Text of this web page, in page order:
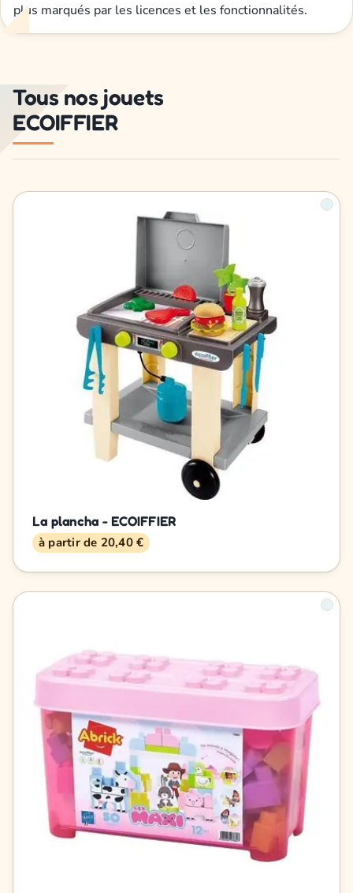
plus marqués par les licences et les fonctionnalités.
Tous nos jouets
ECOIFFIER
La plancha - ECOIFFIER
à partir de 20,40 €